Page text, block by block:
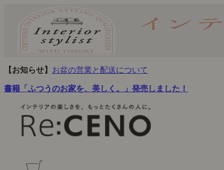
【お知らせ】 お盆の営業と配送について
書籍「ふつうのお家を、美しく。」発売しました！